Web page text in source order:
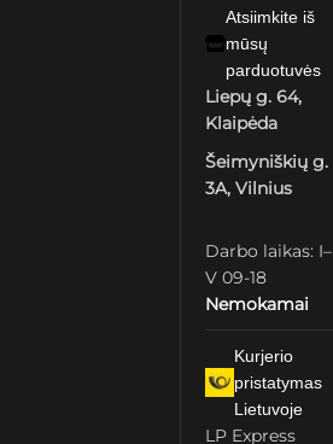
Atsiimkite iš
mūsų
parduotuvės
Liepų g. 64,
Klaipėda
Šeimyniškių g.
3A, Vilnius
Darbo laikas: I–
V 09-18
Nemokamai
Kurjerio
pristatymas
Lietuvoje
LP Express